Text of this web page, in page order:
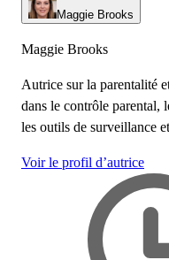
Maggie Brooks
Maggie Brooks
Autrice sur la parentalité
dans le contrôle parental,
les outils de surveillance
Voir le profil d’autrice